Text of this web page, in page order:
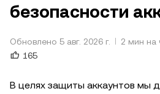
безопасности
Обновлено 5 авг. 2026 г.
2 мин на
165
В целях защиты аккаунтов мы